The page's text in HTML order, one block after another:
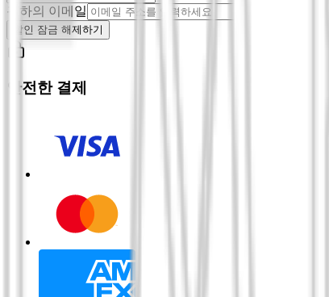
귀하의 이메일
할인 잠금 해제하기
안전한 결제